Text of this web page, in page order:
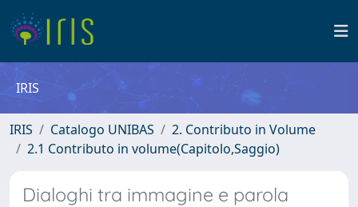
IRIS
IRIS Catalogo UNIBAS
2. Contributo in Volume
2.1 Contributo in volume(Capitolo,Saggio)
Dialoghi tra immagine e parola